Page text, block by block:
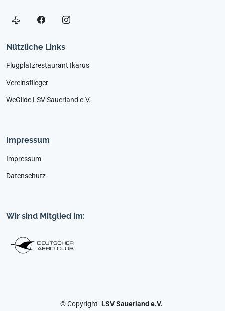
Nützliche Links
Flugplatzrestaurant Ikarus
Vereinsflieger
WeGlide LSV Sauerland e.V.
Impressum
Impressum
Datenschutz
Wir sind Mitglied im:
©Copyright LSV Sauerland e.V.